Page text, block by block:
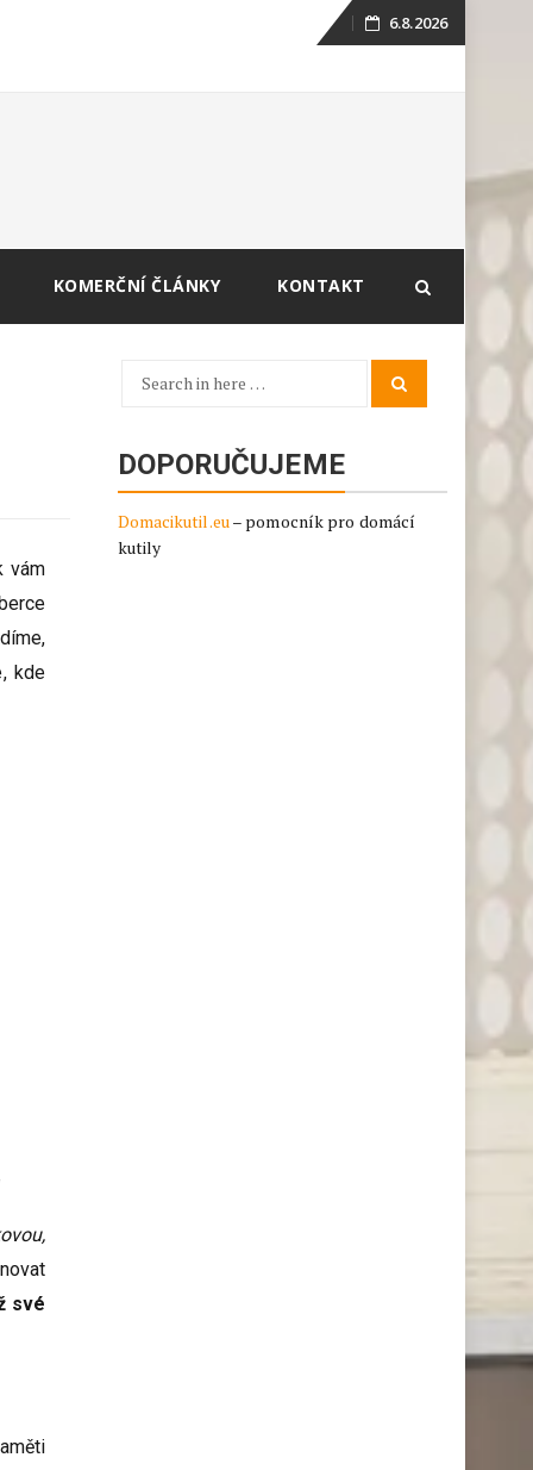
Skip
6.8.2026
KOMERČNÍ ČLÁNKY KONTAKT
vám
kde
své
Search
DOPORUČUJEME
Domacikutil.eu– pomocník pro domácí
kutily